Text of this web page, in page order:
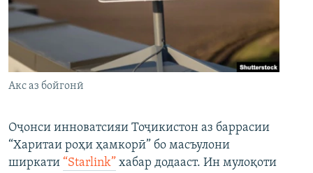
Акс аз бойгонӣ
Оҷонси инноватсияи Тоҷикистон аз баррасии
“Харитаи роҳи ҳамкорӣ” бо масъулони
ширкати “Starlink” хабар додааст. Ин мулоқоти